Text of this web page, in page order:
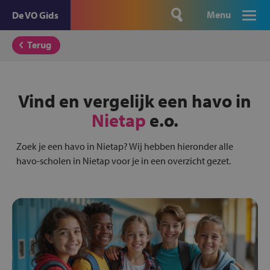
De VO Gids Menu
Terug
Vind en vergelijk een havo in
Nietap e.o.
Zoek je een havo in Nietap? Wij hebben hieronder alle
havo-scholen in Nietap voor je in een overzicht gezet.